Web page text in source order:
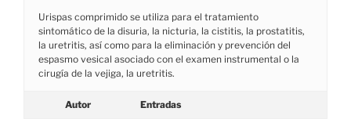
Urispas comprimido se utiliza para el tratamiento
sintomático de la disuria, la nicturia, la cistitis, la prostatitis,
la uretritis, así como para la eliminación y prevención del
espasmo vesical asociado con el examen instrumental o la
cirugía de la vejiga, la uretritis.
Autor Entradas